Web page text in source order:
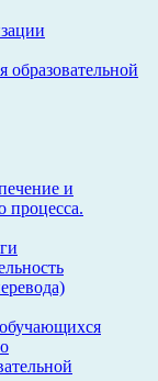
образовательной
и
процесса.